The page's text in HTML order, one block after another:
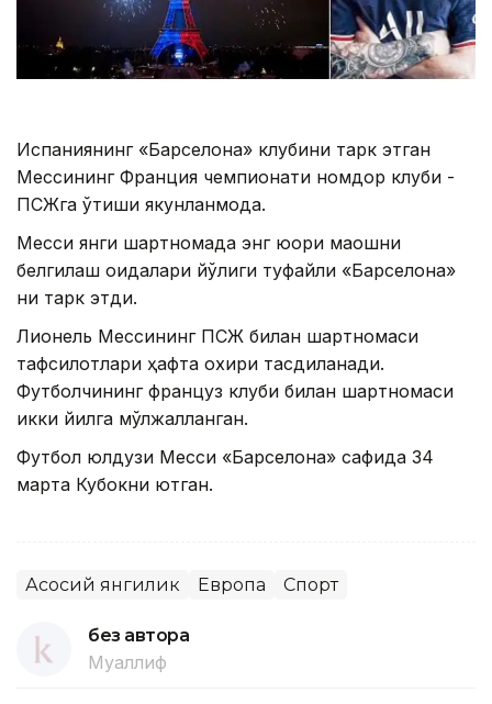
Испаниянинг «Барселона» клубини тарк этган
Мессининг Франция чемпионати номдор клуби -
ПСЖга ўтиши якунланмоқда.
Месси янги шартномада энг юқори маошни
белгилаш қоидалари йўқлиги туфайли «Барселона»
ни тарк этди.
Лионель Мессининг ПСЖ билан шартномаси
тафсилотлари ҳафта охири тасдиқланади.
Футболчининг француз клуби билан шартномаси
икки йилга мўлжалланган.
Футбол юлдузи Месси «Барселона» сафида 34
марта Кубокни ютган.
Асосий янгилик Европа Спорт
без автора
Муаллиф